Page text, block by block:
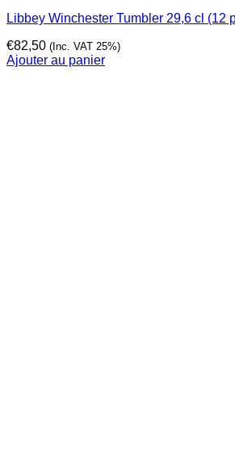
Libbey Winchester Tumbler 29,6 cl (12
€82,50 (Inc. VAT 25%)
Ajouter au panier